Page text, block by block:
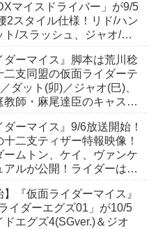
マイスドライバー」が9/5
2スタイル仕様！リド/ハン
ト/スラッシュ、ジャオ/バ
ダーマイス』脚本は荒川稔
二支同盟の仮面ライダーテ
ダット(卯)／ジャオ(巳)、
教師・麻尾達臣のキャスト
ダーマイス』9/6放送開始！
十二支ティザー特報映像！
ームトン、ケイ、ヴァンケ
アルが公開！ライダーは子
】『仮面ライダーマイス』
イダーエグズ01」が10/5
ドエグズ4(SGver.)＆ジオ